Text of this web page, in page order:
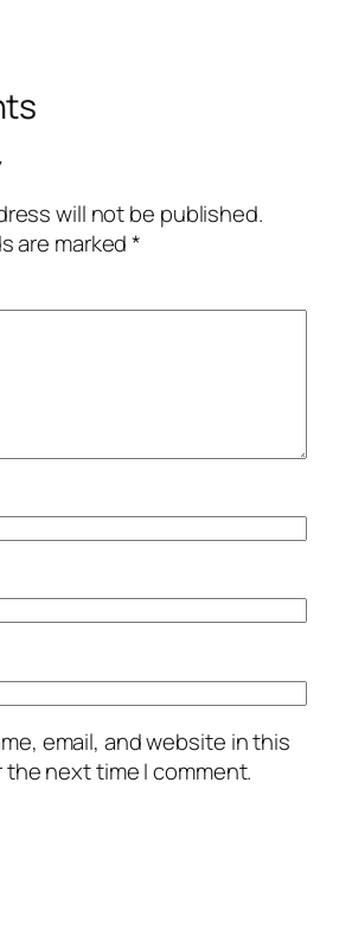
will not be published.
are marked*
email, and website in this
next time I comment.